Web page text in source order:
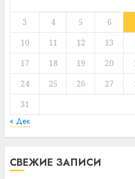
3
4 5 6
10
11 12 13
17
18 19 20
24
25 26 27
31
« Дек
СВЕЖИЕ ЗАПИСИ